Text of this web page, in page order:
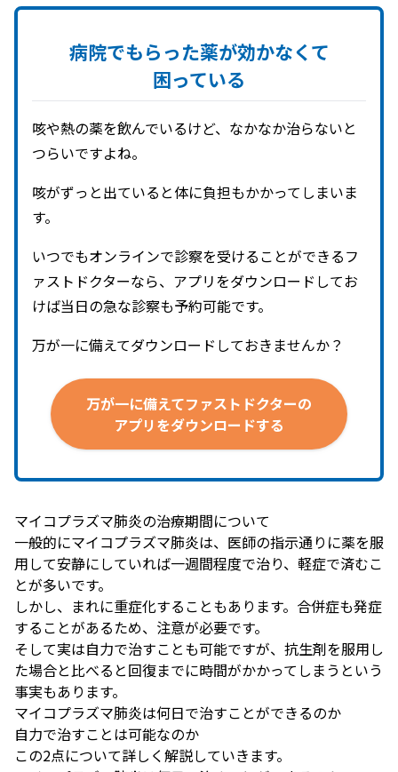
病院でもらった薬が効かなくて
困っている
咳や熱の薬を飲んでいるけど、なかなか治らないと
つらいですよね。
咳がずっと出ていると体に負担もかかってしまいま
す。
いつでもオンラインで診察を受けることができるフ
ァストドクターなら、アプリをダウンロードしてお
けば当日の急な診察も予約可能です。
万が一に備えてダウンロードしておきませんか？
万が一に備えてファストドクターの
アプリをダウンロードする
マイコプラズマ肺炎の治療期間について
一般的にマイコプラズマ肺炎は、医師の指示通りに薬を服
用して安静にしていれば一週間程度で治り、軽症で済むこ
とが多いです。
しかし、まれに重症化することもあります。合併症も発症
することがあるため、注意が必要です。
そして実は自力で治すことも可能ですが、抗生剤を服用し
た場合と比べると回復までに時間がかかってしまうという
事実もあります。
マイコプラズマ肺炎は何日で治すことができるのか
自力で治すことは可能なのか
この2点について詳しく解説していきます。